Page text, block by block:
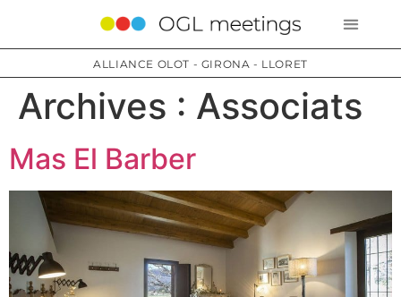
ALLIANCE OLOT - GIRONA - LLORET
Archives : Associats
Mas El Barber